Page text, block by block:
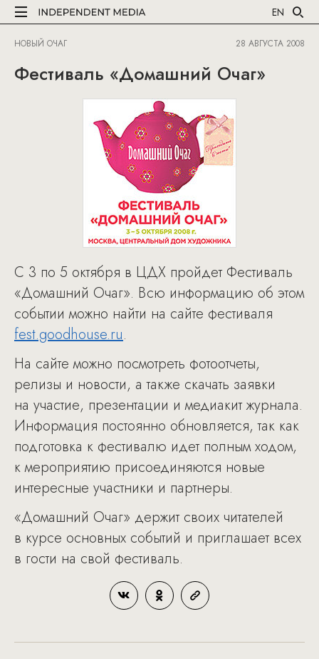
EN
НОВЫЙ ОЧАГ 28 АВГУСТА 2008
Фестиваль «Домашний Очаг»
С 3 по 5 октября в ЦДХ пройдет Фестиваль
«Домашний Очаг». Всю информацию об этом
событии можно найти на сайте фестиваля
fest.goodhouse.ru.
На сайте можно посмотреть фотоотчеты,
релизы и новости, а также скачать заявки
на участие, презентации и медиакит журнала.
Информация постоянно обновляется, так как
подготовка к фестивалю идет полным ходом,
к мероприятию присоединяются новые
интересные участники и партнеры.
«Домашний Очаг» держит своих читателей
в курсе основных событий и приглашает всех
в гости на свой фестиваль.